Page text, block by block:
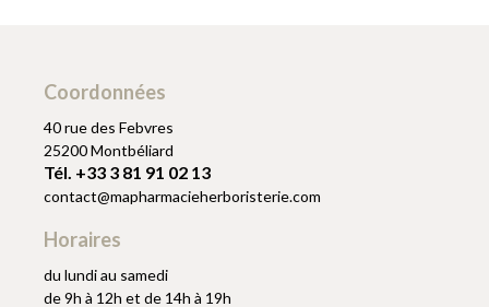
Coordonnées
40 rue des Febvres
25200 Montbéliard
Tél. +33 3 81 91 02 13
contact@mapharmacieherboristerie.com
Horaires
du lundi au samedi
de 9h à 12h et de 14h à 19h